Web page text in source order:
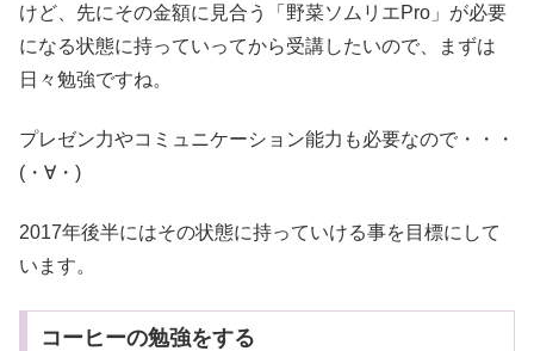
けど、先にその金額に見合う「野菜ソムリエPro」が必要
になる状態に持っていってから受講したいので、まずは
日々勉強ですね。
プレゼン力やコミュニケーション能力も必要なので・・・
(・∀・)
2017年後半にはその状態に持っていける事を目標にして
います。
コーヒーの勉強をする